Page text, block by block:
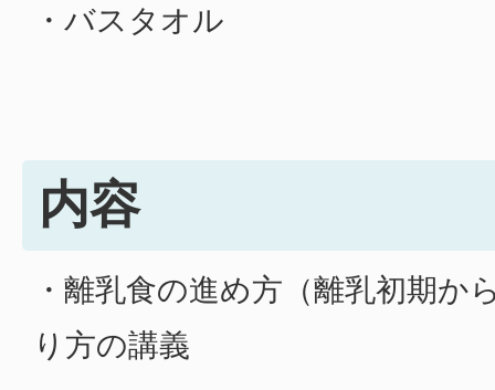
・バスタオル
内容
・離乳食の進め方（離乳初期か
り方の講義